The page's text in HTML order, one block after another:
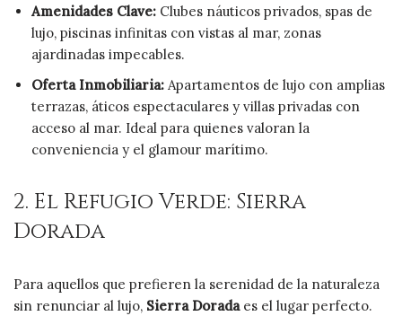
Amenidades Clave: Clubes náuticos privados, spas de
lujo, piscinas infinitas con vistas al mar, zonas
ajardinadas impecables.
Oferta Inmobiliaria: Apartamentos de lujo con amplias
terrazas, áticos espectaculares y villas privadas con
acceso al mar. Ideal para quienes valoran la
conveniencia y el glamour marítimo.
2. El Refugio Verde: Sierra
Dorada
Para aquellos que prefieren la serenidad de la naturaleza
sin renunciar al lujo, Sierra Doradaes el lugar perfecto.